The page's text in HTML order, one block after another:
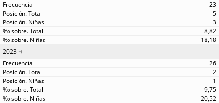
23
5
3
8,82
18,18
2023
26
2
1
9,75
20,52